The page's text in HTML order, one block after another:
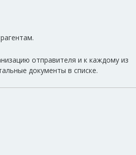
отправителя и к каждому из
документы в списке.